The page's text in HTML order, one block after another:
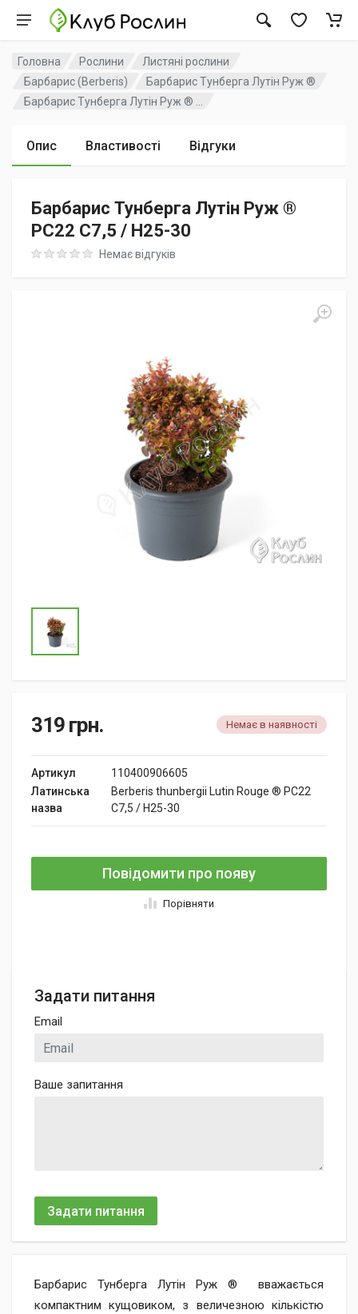
Головна Рослини
Листяні рослини
Барбарис (Berberis)
Барбарис Тунберга Лутін Руж ®
Барбарис Тунберга Лутін Руж ® ...
Опис Властивості Відгуки
Барбарис Тунберга Лутін Руж ®
PC22 C7,5 / H25-30
Rating: 0 out of 5Немає відгуків
319 грн. Немає в наявності
Артикул
110400906605
Латинська
назва
Berberis thunbergii Lutin Rouge ® PC22
C7,5 / H25-30
Повідомити про появу
Порівняти
Задати питання
Email
Ваше запитання
Задати питання
Барбарис Тунберга Лутін Руж ® вважається
компактним кущовиком, з величезною кількістю